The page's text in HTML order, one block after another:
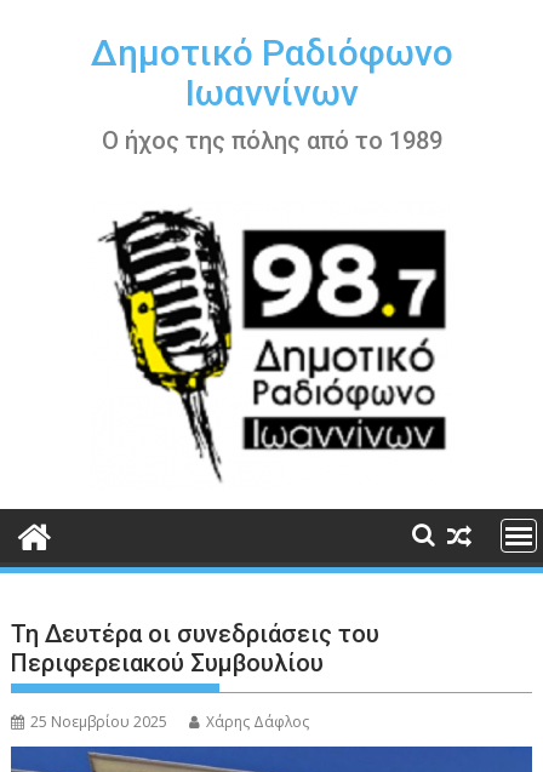
περιεχόμενοΔημοτικό Ραδιόφωνο
Ιωαννίνων
Ο ήχος της πόλης από το 1989
Τη Δευτέρα οι συνεδριάσεις του
Περιφερειακού Συμβουλίου
25 Νοεμβρίου 2025 Χάρης Δάφλος